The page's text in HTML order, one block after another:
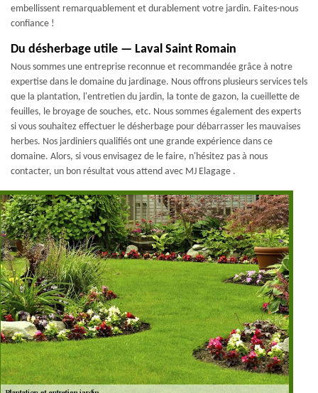
embellissent remarquablement et durablement votre jardin. Faites-nous
confiance !
Du désherbage utile — Laval Saint Romain
Nous sommes une entreprise reconnue et recommandée grâce à notre
expertise dans le domaine du jardinage. Nous offrons plusieurs services tels
que la plantation, l'entretien du jardin, la tonte de gazon, la cueillette de
feuilles, le broyage de souches, etc. Nous sommes également des experts
si vous souhaitez effectuer le désherbage pour débarrasser les mauvaises
herbes. Nos jardiniers qualifiés ont une grande expérience dans ce
domaine. Alors, si vous envisagez de le faire, n'hésitez pas à nous
contacter, un bon résultat vous attend avec MJ Elagage .